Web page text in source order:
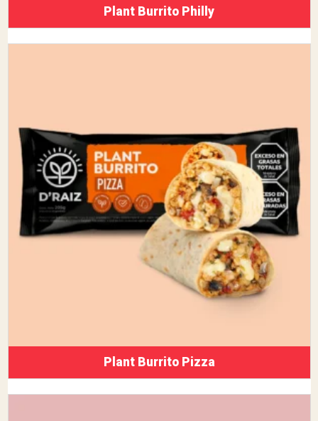
Plant Burrito Philly
Plant Burrito Pizza